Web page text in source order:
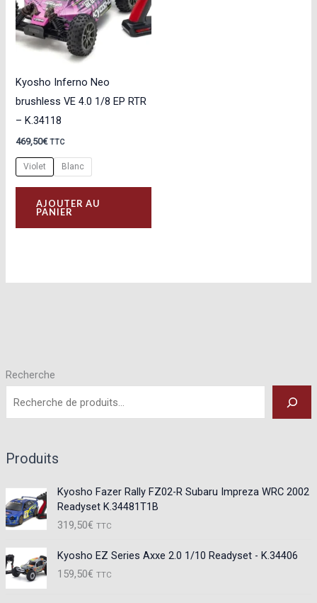
Recherche
Produits
Kyosho Fazer Rally FZ02-R Subaru Impreza WRC 2002
Readyset K.34481T1B
319,50€ TTC
Kyosho EZ Series Axxe 2.0 1/10 Readyset - K.34406
159,50€ TTC
Kyosho Inferno Neo
brushless VE 4.0 1/8 EP RTR
– K.34118
469,50€ TTC
Violet Blanc
AJOUTER AU
PANIER
Ce
a
Les
page